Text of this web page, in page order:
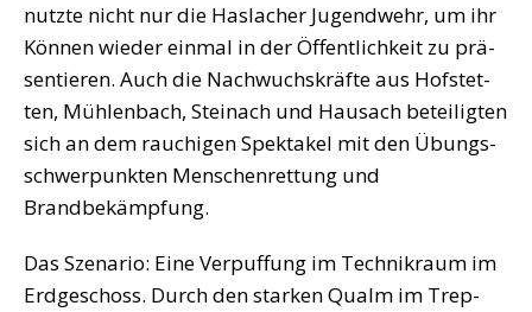
nutz­te nicht nur die Has­la­cher Jugend­wehr, um ihr
Kön­nen wie­der ein­mal in der Öffent­lich­keit zu prä­
sen­tie­ren. Auch die Nach­wuchs­kräf­te aus Hof­stet­
ten, Müh­len­bach, Stein­ach und Hausach betei­lig­ten
sich an dem rau­chi­gen Spek­ta­kel mit den Übungs­
schwer­punk­ten Men­schen­ret­tung und
Brandbekämpfung.
Das Sze­na­rio: Eine Ver­puf­fung im Tech­nik­raum im
Erd­ge­schoss. Durch den star­ken Qualm im Trep­